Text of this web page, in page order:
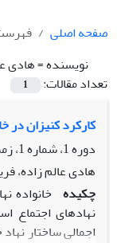
صفحه اصلی
نویسنده =هادی
تعداد مقالات:
1
کارکرد کنیزان در
دوره 1، شماره 1، زمستان 1388
هادی عالم زاده،
چکیده خانواده
نهادهای اجتماع
اجمالی ساختار